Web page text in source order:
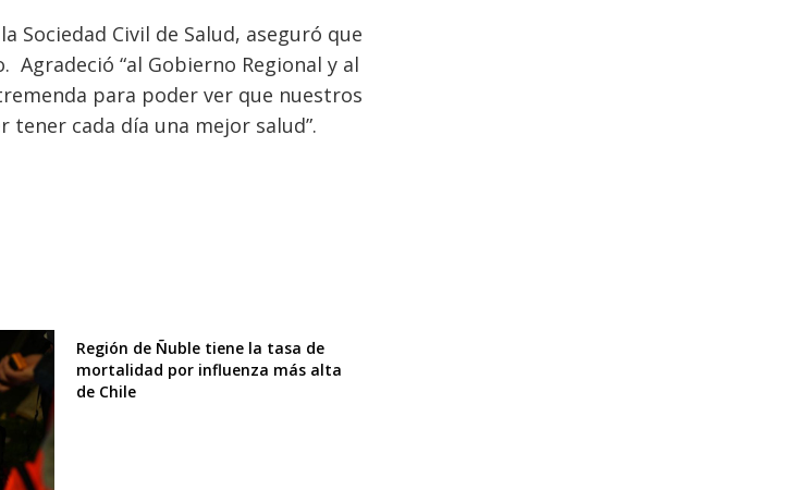
Sociedad Civil de Salud, aseguró que
“al Gobierno Regional y al
para poder ver que nuestros
cada día una mejor salud”.
Región de Ñuble tiene la tasa de
mortalidad por influenza más alta
de Chile